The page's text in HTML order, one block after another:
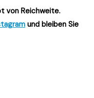
von Reichweite.
und bleiben Sie